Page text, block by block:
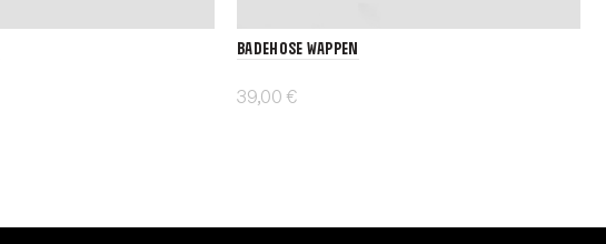
Badehose Wappen
39,00 €